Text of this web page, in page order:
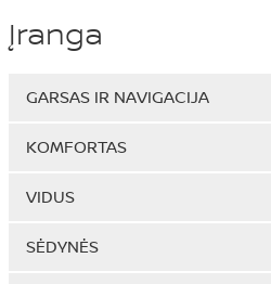
Įranga
GARSAS IR NAVIGACIJA
KOMFORTAS
VIDUS
SĖDYNĖS